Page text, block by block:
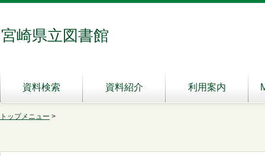
宮崎県立図書館
資料検索 資料紹介 利用案内
トップメニュー >